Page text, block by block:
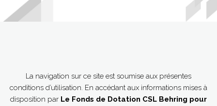
La navigation sur ce site est soumise aux présentes
conditions d’utilisation. En accédant aux informations mises à
disposition par Le Fonds de Dotation CSL Behring pour